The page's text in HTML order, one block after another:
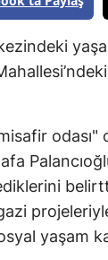
yaşam